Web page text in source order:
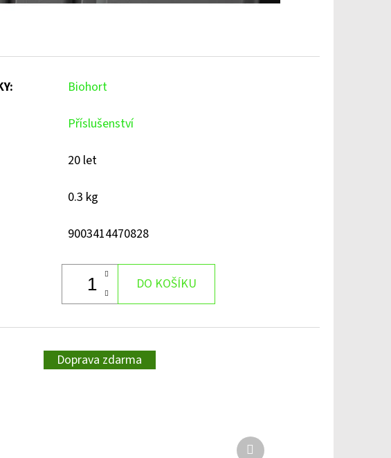
: Biohort
Příslušenství
20 let
0.3 kg
9003414470828
DO KOŠÍKU
Doprava zdarma
Další